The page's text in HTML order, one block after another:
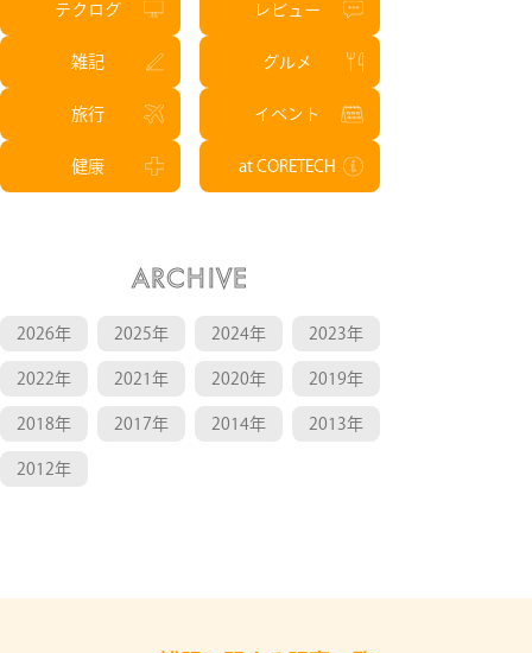
テクログ レビュー
雑記 グルメ
旅行 イベント
健康 at CORETECH
ARCHIVE
2026年 2025年 2024年 2023年
2022年 2021年 2020年 2019年
2018年 2017年 2014年 2013年
2012年